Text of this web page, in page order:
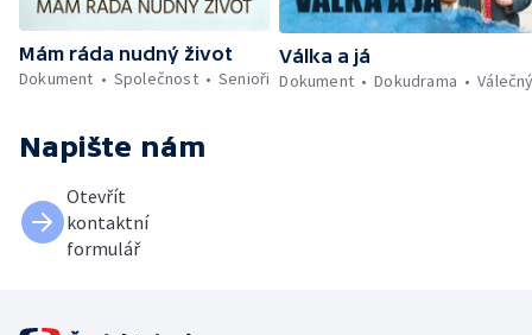
Mám ráda nudný život
Dokument
Společnost Senioři
Válka a já
Dokument
Dokudrama
Napište nám
Otevřít
kontaktní
formulář